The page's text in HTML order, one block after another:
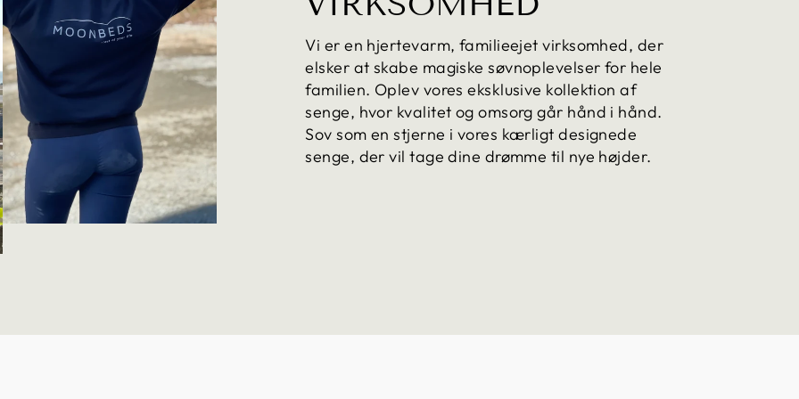
Vi er en hjertevarm, familieejet virksomhed, der
elsker at skabe magiske søvnoplevelser for hele
familien. Oplev vores eksklusive kollektion af
senge, hvor kvalitet og omsorg går hånd i hånd.
Sov som en stjerne i vores kærligt designede
senge, der vil tage dine drømme til nye højder.